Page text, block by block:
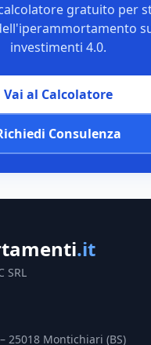
gratuito per
investimenti 4.0.
Vai al Calcolatore
Consulenza
.it
SRL
25018 Montichiari (BS)